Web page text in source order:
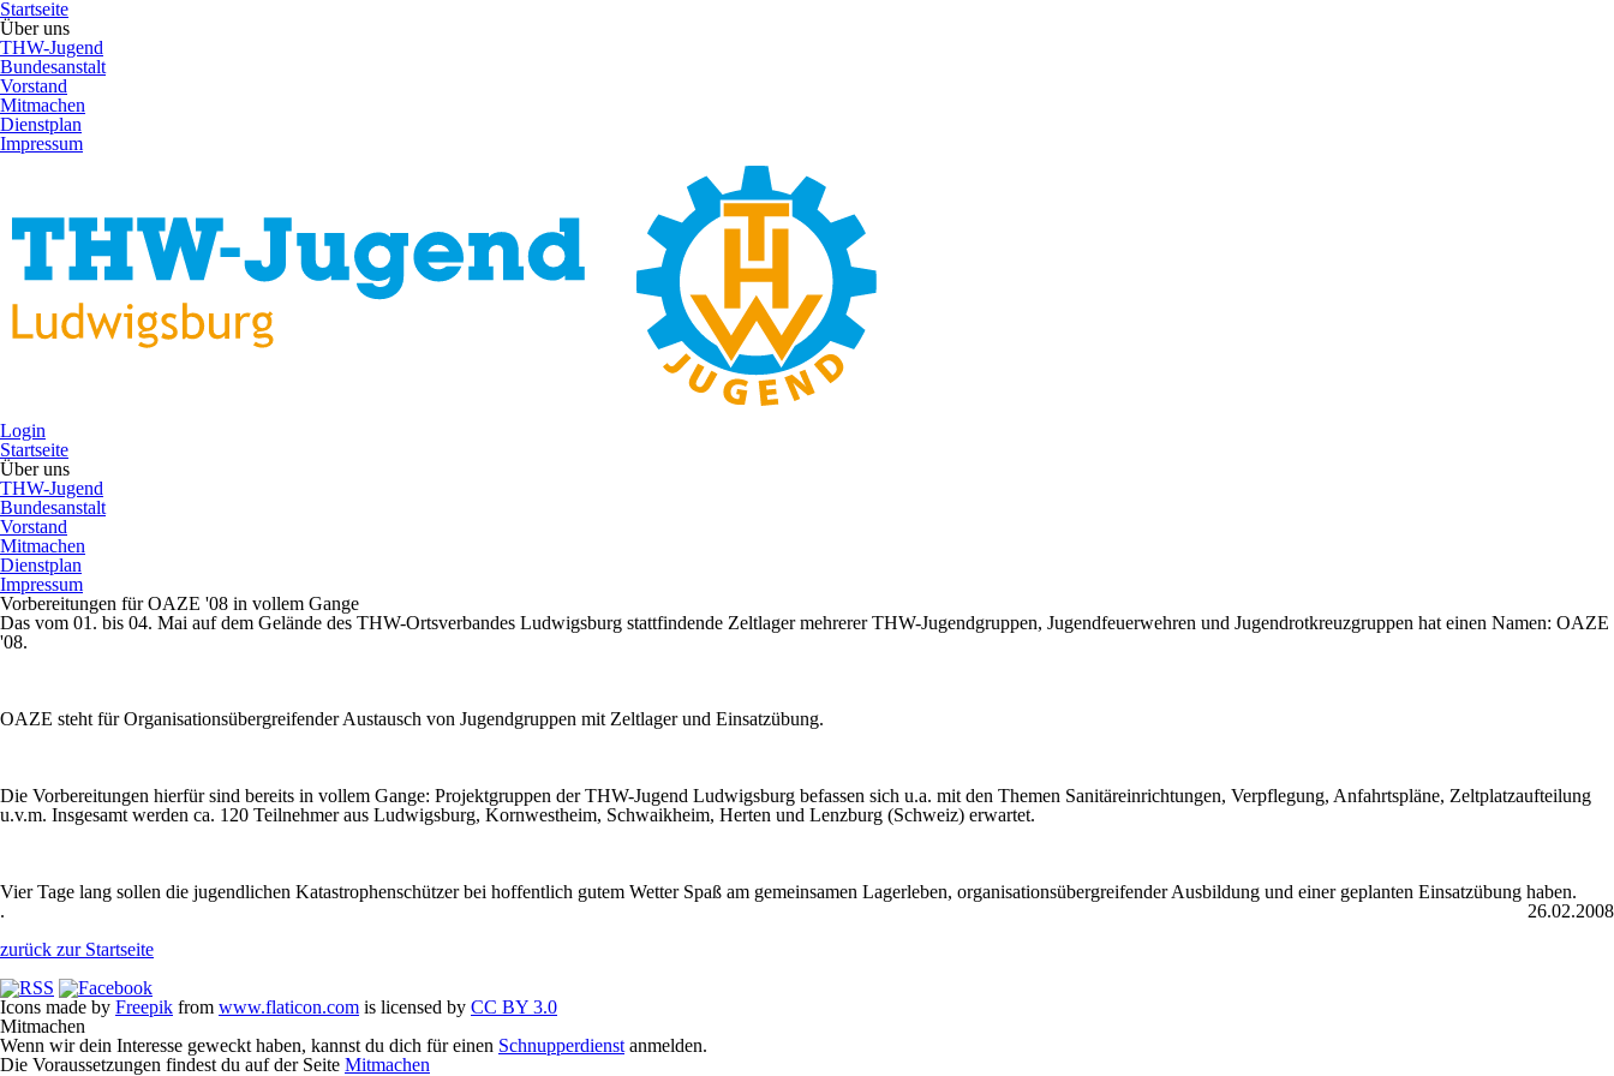
Startseite
Über uns
THW-Jugend
Bundesanstalt
Vorstand
Mitmachen
Dienstplan
Impressum
Login
Startseite
Über uns
THW-Jugend
Bundesanstalt
Vorstand
Mitmachen
Dienstplan
Impressum
Vorbereitungen für OAZE '08 in vollem Gange
Das vom 01. bis 04. Mai auf dem Gelände des THW-Ortsverbandes Ludwigsburg stattfindende Zeltlager mehrerer THW-Jugendgruppen, Jugendfeuerwehren und Jugendrotkreuzgruppen hat einen Namen: OAZE
'08.
OAZE steht fürOrganisationsübergreifenderAustausch von Jugendgruppen mit Zeltlager und Einsatzübung.
Die Vorbereitungen hierfür sind bereits in vollem Gange: Projektgruppen der THW-Jugend Ludwigsburg befassen sich u.a. mit den Themen Sanitäreinrichtungen, Verpflegung, Anfahrtspläne, Zeltplatzaufteilung
u.v.m. Insgesamt werden ca. 120 Teilnehmer aus Ludwigsburg, Kornwestheim, Schwaikheim, Herten und Lenzburg (Schweiz) erwartet.
Vier Tage lang sollen die jugendlichen Katastrophenschützer bei hoffentlich gutem Wetter Spaß am gemeinsamen Lagerleben, organisationsübergreifender Ausbildung und einer geplanten Einsatzübung haben.
.
26.02.2008
zurück zur Startseite
Icons made by Freepik from www.flaticon.com is licensed by CC BY 3.0
Mitmachen
Wenn wir dein Interesse geweckt haben, kannst du dich für einen Schnupperdienst anmelden.
Die Voraussetzungen findest du auf der Seite Mitmachen